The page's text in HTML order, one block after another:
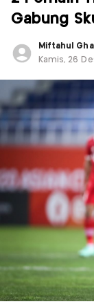
Gabung
Miftahul
Kamis, 26